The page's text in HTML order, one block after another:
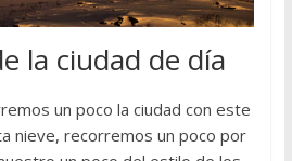
la ciudad de día
un poco la ciudad con este
nieve, recorremos un poco por